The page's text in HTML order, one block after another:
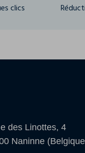
clics
des Linottes, 4
Naninne